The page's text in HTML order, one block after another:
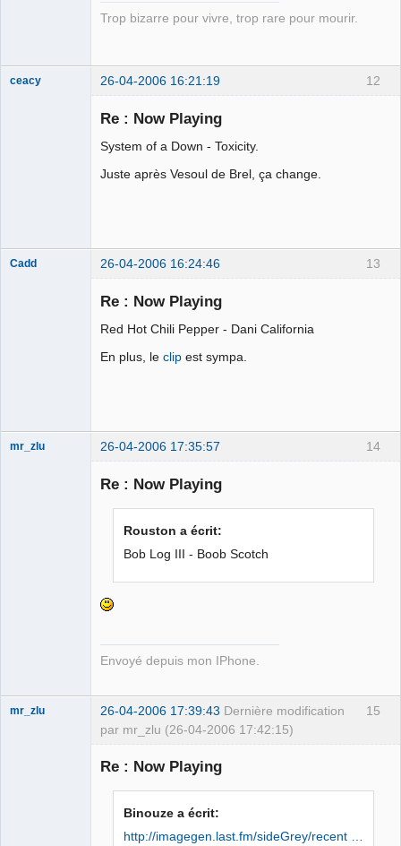
Trop bizarre pour vivre, trop rare pour mourir.
12
ceacy 26-04-2006 16:21:19
Re : Now Playing
System of a Down - Toxicity.
Juste après Vesoul de Brel, ça change.
13
Cadd 26-04-2006 16:24:46
Re : Now Playing
Red Hot Chili Pepper - Dani California
En plus, le clip est sympa.
14
mr_zlu 26-04-2006 17:35:57
Re : Now Playing
Rouston a écrit:
Bob Log III - Boob Scotch
Envoyé depuis mon IPhone.
15
mr_zlu 26-04-2006 17:39:43 Dernière modification
par mr_zlu (26-04-2006 17:42:15)
Re : Now Playing
Binouze a écrit:
http://imagegen.last.fm/sideGrey/recent …